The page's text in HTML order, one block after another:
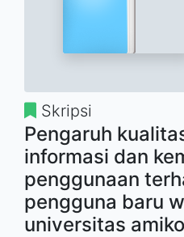
Skripsi
Pengaruh
informasi dan
penggunaan
pengguna baru
universitas